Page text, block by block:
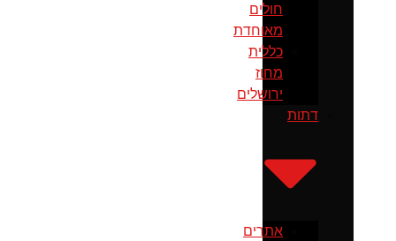
חולים
מאוחדת
כללית
מחוז
ירושלים
דתות
אתרים